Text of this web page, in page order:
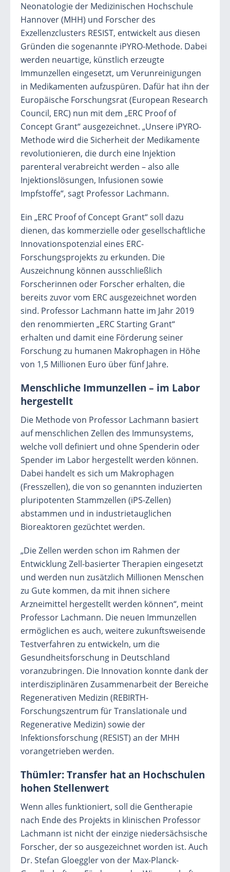
Neonatologie der Medizinischen Hochschule
Hannover (MHH) und Forscher des
Exzellenzclusters RESIST, entwickelt aus diesen
Gründen die sogenannte iPYRO-Methode. Dabei
werden neuartige, künstlich erzeugte
Immunzellen eingesetzt, um Verunreinigungen
in Medikamenten aufzuspüren. Dafür hat ihn der
Europäische Forschungsrat (European Research
Council, ERC) nun mit dem „ERC Proof of
Concept Grant“ ausgezeichnet. „Unsere iPYRO-
Methode wird die Sicherheit der Medikamente
revolutionieren, die durch eine Injektion
parenteral verabreicht werden – also alle
Injektionslösungen, Infusionen sowie
Impfstoffe“, sagt Professor Lachmann.
Ein „ERC Proof of Concept Grant“ soll dazu
dienen, das kommerzielle oder gesellschaftliche
Innovationspotenzial eines ERC-
Forschungsprojekts zu erkunden. Die
Auszeichnung können ausschließlich
Forscherinnen oder Forscher erhalten, die
bereits zuvor vom ERC ausgezeichnet worden
sind. Professor Lachmann hatte im Jahr 2019
den renommierten „ERC Starting Grant“
erhalten und damit eine Förderung seiner
Forschung zu humanen Makrophagen in Höhe
von 1,5 Millionen Euro über fünf Jahre.
Menschliche Immunzellen – im Labor
hergestellt
Die Methode von Professor Lachmann basiert
auf menschlichen Zellen des Immunsystems,
welche voll definiert und ohne Spenderin oder
Spender im Labor hergestellt werden können.
Dabei handelt es sich um Makrophagen
(Fresszellen), die von so genannten induzierten
pluripotenten Stammzellen (iPS-Zellen)
abstammen und in industrietauglichen
Bioreaktoren gezüchtet werden.
„Die Zellen werden schon im Rahmen der
Entwicklung Zell-basierter Therapien eingesetzt
und werden nun zusätzlich Millionen Menschen
zu Gute kommen, da mit ihnen sichere
Arzneimittel hergestellt werden können“, meint
Professor Lachmann. Die neuen Immunzellen
ermöglichen es auch, weitere zukunftsweisende
Testverfahren zu entwickeln, um die
Gesundheitsforschung in Deutschland
voranzubringen. Die Innovation konnte dank der
interdisziplinären Zusammenarbeit der Bereiche
Regenerativen Medizin (REBIRTH-
Forschungszentrum für Translationale und
Regenerative Medizin) sowie der
Infektionsforschung (RESIST) an der MHH
vorangetrieben werden.
Thümler: Transfer hat an Hochschulen
hohen Stellenwert
Wenn alles funktioniert, soll die Gentherapie
nach Ende des Projekts in klinischen Professor
Lachmann ist nicht der einzige niedersächsische
Forscher, der so ausgezeichnet worden ist. Auch
Dr. Stefan Gloeggler von der Max-Planck-